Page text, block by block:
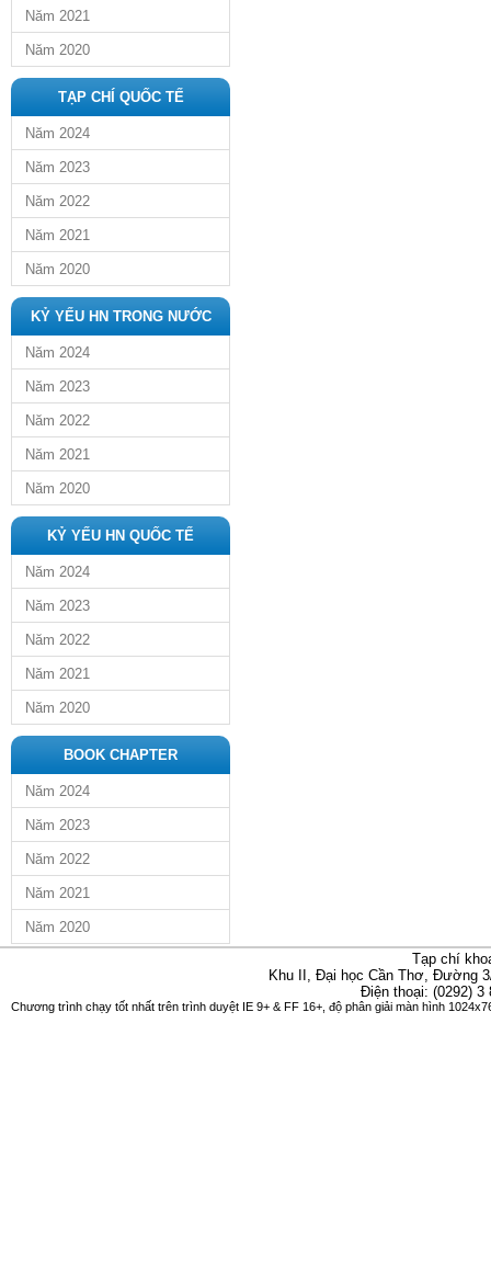
Năm 2021
Năm 2020
TẠP CHÍ QUỐC TẾ
Năm 2024
Năm 2023
Năm 2022
Năm 2021
Năm 2020
KỶ YẾU HN TRONG NƯỚC
Năm 2024
Năm 2023
Năm 2022
Năm 2021
Năm 2020
KỶ YẾU HN QUỐC TẾ
Năm 2024
Năm 2023
Năm 2022
Năm 2021
Năm 2020
BOOK CHAPTER
Năm 2024
Năm 2023
Năm 2022
Năm 2021
Năm 2020
Tạp chí
Khu II, Đại học Cần Thơ, Đường
Điện thoại: (0292)
Chương trình chạy tốt nhất trên trình duyệt IE 9+ & FF 16+, độ phân giải màn hình